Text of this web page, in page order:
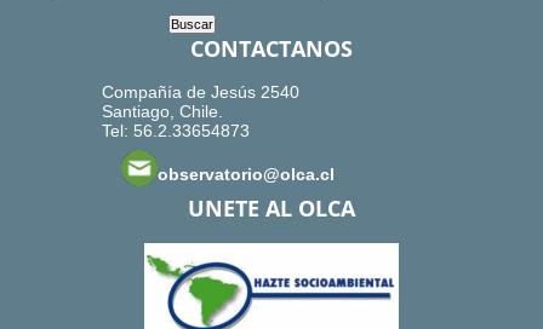
CONTACTANOS
Compañía de Jesús 2540
Santiago, Chile.
Tel: 56.2.33654873
observatorio@olca.cl
UNETE AL OLCA